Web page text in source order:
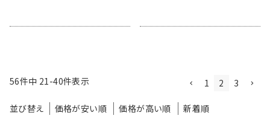
並び替え 価格が安い順 価格が高い順 新着順
56件中 21-40件表示 1 2 3